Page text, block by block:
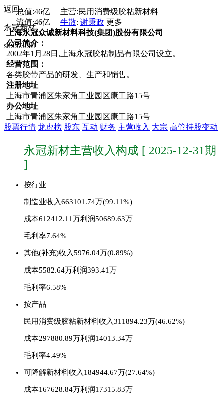
返回
永冠新材
sh:603681
总值:46亿 主营:民用消费级胶粘新材料
流值:46亿 牛散: 谢秉政 更多
上海永冠众诚新材料科技(集团)股份有限公司
公司简介：
2002年1月28日,上海永冠胶粘制品有限公司设立。
经营范围：
各类胶带产品的研发、生产和销售。
注册地址
上海市青浦区朱家角工业园区康工路15号
办公地址
上海市青浦区朱家角工业园区康工路15号
股票行情 龙虎榜 股东 互动 财务 主营收入 大宗 高管持股变动
永冠新材主营收入构成 [ 2025-12-31期
]
按行业
制造业收入663101.74万(99.11%)
成本612412.11万利润50689.63万
毛利率7.64%
其他(补充)收入5976.04万(0.89%)
成本5582.64万利润393.41万
毛利率6.58%
按产品
民用消费级胶粘新材料收入311894.23万(46.62%)
成本297880.89万利润14013.34万
毛利率4.49%
可降解新材料收入184944.67万(27.64%)
成本167628.84万利润17315.83万